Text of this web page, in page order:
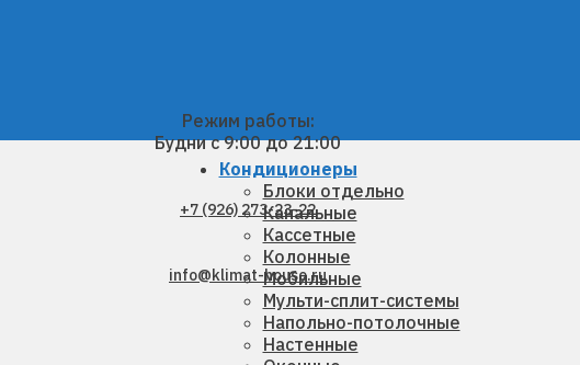
Режим работы:
Будни с 9:00 до 21:00
+7 (926) 273-23-22
info@klimat-house.ru
Кондиционеры
Блоки отдельно
Канальные
Кассетные
Колонные
Мобильные
Мульти-сплит-системы
Напольно-потолочные
Настенные